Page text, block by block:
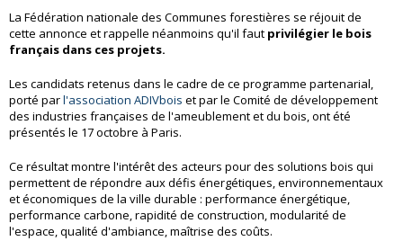
La Fédération nationale des Communes forestières se réjouit de
cette annonce et rappelle néanmoins qu'il faut privilégier le bois
français dans ces projets.
Les candidats retenus dans le cadre de ce programme partenarial,
porté parl'association ADIVbois et par le Comité de développement
des industries françaises de l'ameublement et du bois, ont été
présentés le 17 octobre à Paris.
Ce résultat montre l'intérêt des acteurs pour des solutions bois qui
permettent de répondre aux défis énergétiques, environnementaux
et économiques de la ville durable : performance énergétique,
performance carbone, rapidité de construction, modularité de
l'espace, qualité d'ambiance, maîtrise des coûts.